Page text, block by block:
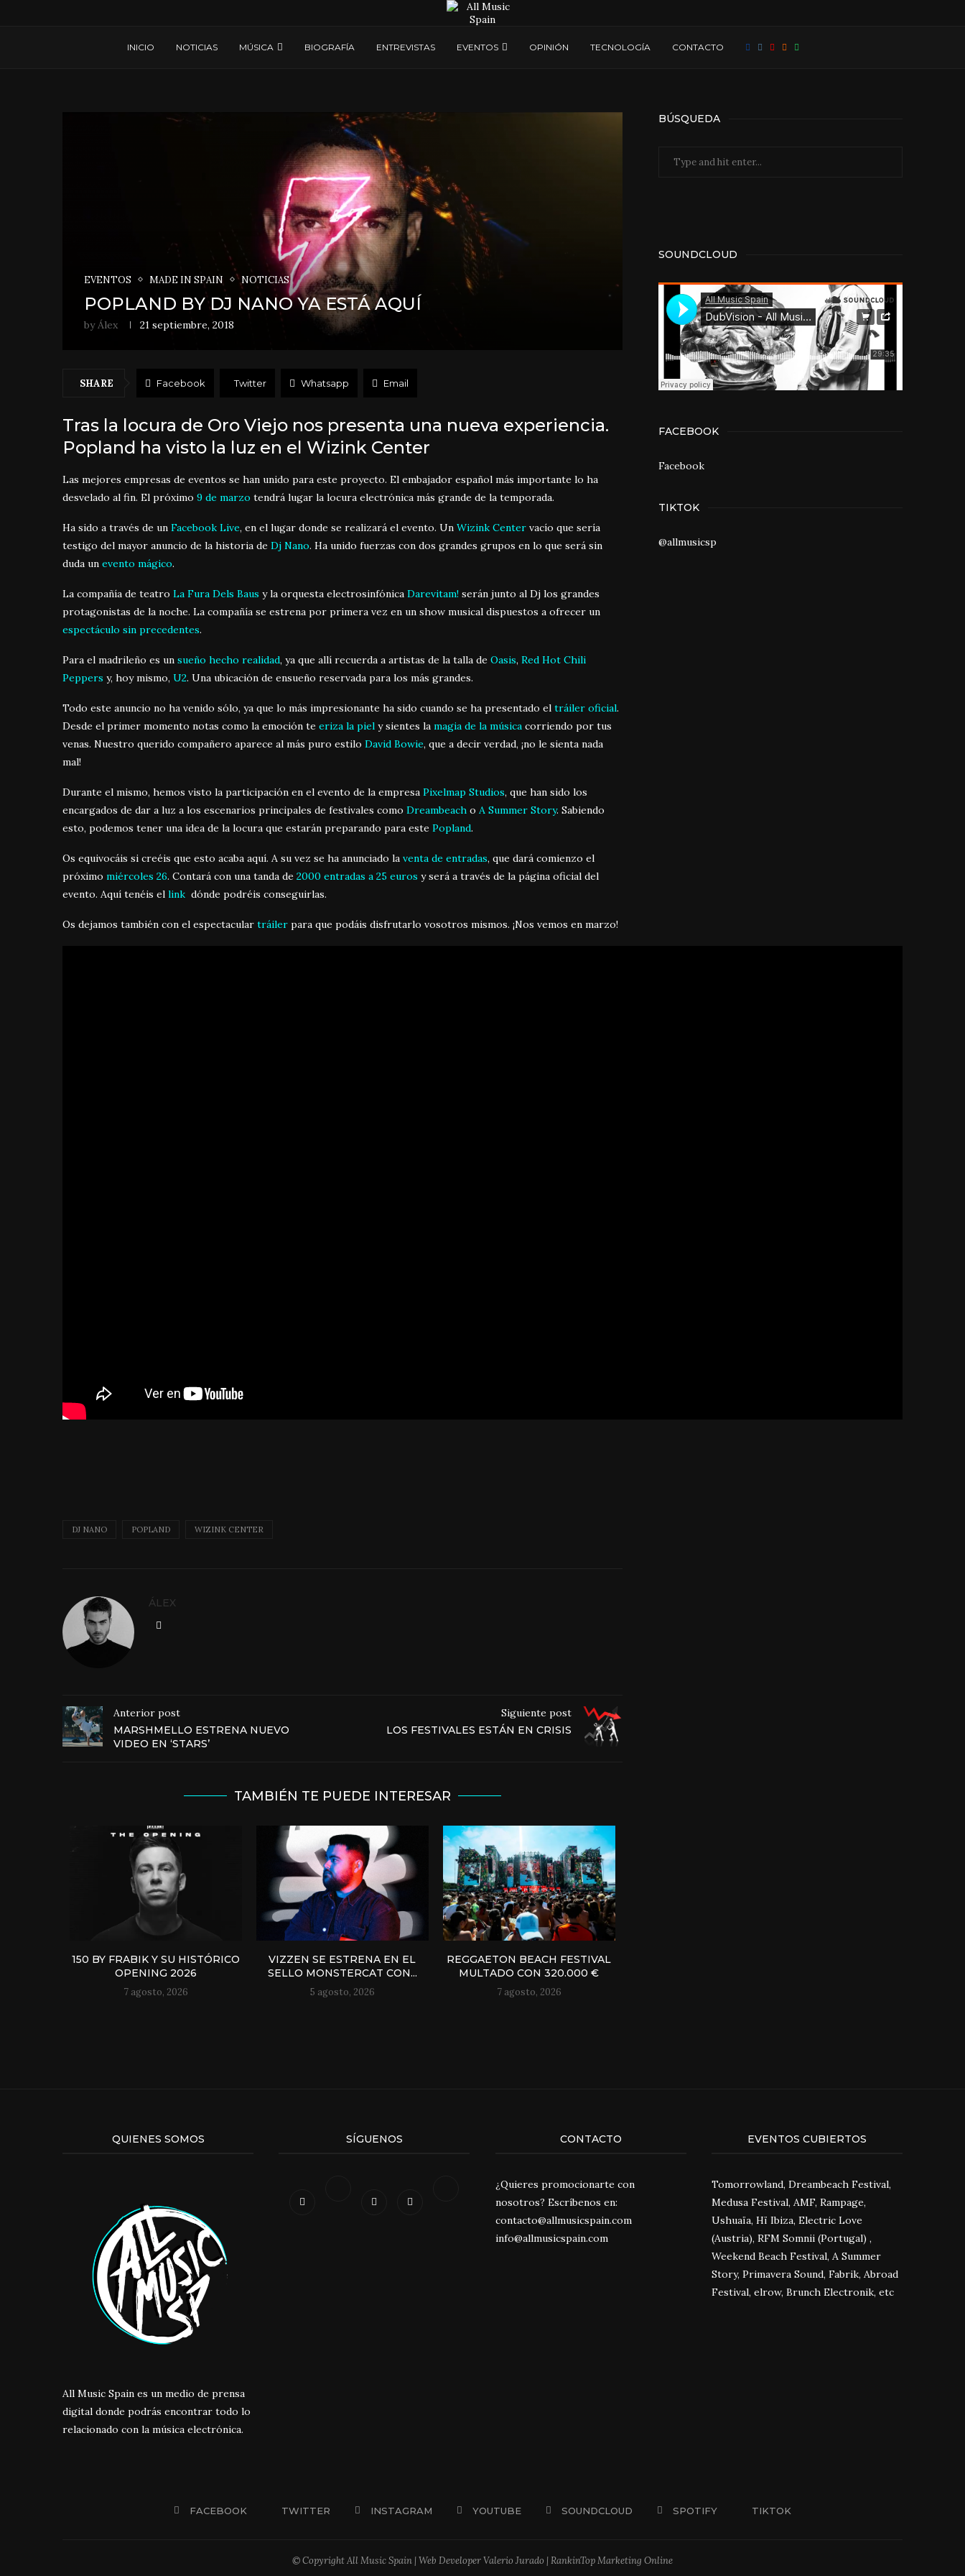
INICIO NOTICIAS MÚSICA BIOGRAFÍA ENTREVISTAS EVENTOS OPINIÓN TECNOLOGÍA CONTACTO
EVENTOS MADE IN SPAIN NOTICIAS
POPLAND BY DJ NANO YA ESTÁ AQUÍ
by Álex 21 septiembre, 2018
SHARE Facebook Twitter Whatsapp Email
Tras la locura de Oro Viejo nos presenta una nueva experiencia.
Popland ha visto la luz en el Wizink Center
Las mejores empresas de eventos se han unido para este proyecto. El embajador español más importante lo ha
desvelado al fin. El próximo 9 de marzo tendrá lugar la locura electrónica más grande de la temporada.
Ha sido a través de un Facebook Live, en el lugar donde se realizará el evento. Un Wizink Center vacío que sería
testigo del mayor anuncio de la historia de Dj Nano. Ha unido fuerzas con dos grandes grupos en lo que será sin
duda un evento mágico.
La compañía de teatro La Fura Dels Baus y la orquesta electrosinfónica Darevitam! serán junto al Dj los grandes
protagonistas de la noche. La compañía se estrena por primera vez en un show musical dispuestos a ofrecer un
espectáculo sin precedentes.
Para el madrileño es un sueño hecho realidad, ya que allí recuerda a artistas de la talla de Oasis, Red Hot Chili
Peppers y, hoy mismo, U2. Una ubicación de ensueño reservada para los más grandes.
Todo este anuncio no ha venido sólo, ya que lo más impresionante ha sido cuando se ha presentado el tráiler oficial.
Desde el primer momento notas como la emoción te eriza la piel y sientes la magia de la música corriendo por tus
venas. Nuestro querido compañero aparece al más puro estilo David Bowie, que a decir verdad, ¡no le sienta nada
mal!
Durante el mismo, hemos visto la participación en el evento de la empresa Pixelmap Studios, que han sido los
encargados de dar a luz a los escenarios principales de festivales como Dreambeach o A Summer Story. Sabiendo
esto, podemos tener una idea de la locura que estarán preparando para este Popland.
Os equivocáis si creéis que esto acaba aquí. A su vez se ha anunciado la venta de entradas, que dará comienzo el
próximo miércoles 26. Contará con una tanda de 2000 entradas a 25 euros y será a través de la página oficial del
evento. Aquí tenéis el link dónde podréis conseguirlas.
Os dejamos también con el espectacular tráiler para que podáis disfrutarlo vosotros mismos. ¡Nos vemos en marzo!
DJ NANO POPLAND WIZINK CENTER
ÁLEX
Anterior post
MARSHMELLO ESTRENA NUEVO
VIDEO EN ‘STARS’
Siguiente post
LOS FESTIVALES ESTÁN EN CRISIS
TAMBIÉN TE PUEDE INTERESAR
150 BY FRABIK Y SU HISTÓRICO
OPENING 2026
7 agosto, 2026
VIZZEN SE ESTRENA EN EL
SELLO MONSTERCAT CON...
5 agosto, 2026
REGGAETON BEACH FESTIVAL
MULTADO CON 320.000 €
7 agosto, 2026
BÚSQUEDA
SOUNDCLOUD
FACEBOOK
Facebook
TIKTOK
@allmusicsp
QUIENES SOMOS
All Music Spain es un medio de prensa
digital donde podrás encontrar todo lo
relacionado con la música electrónica.
SÍGUENOS CONTACTO
¿Quieres promocionarte con
nosotros? Escríbenos en:
contacto@allmusicspain.com
info@allmusicspain.com
EVENTOS CUBIERTOS
Tomorrowland, Dreambeach Festival,
Medusa Festival, AMF, Rampage,
Ushuaïa, Hï Ibiza, Electric Love
(Austria), RFM Somnii (Portugal) ,
Weekend Beach Festival, A Summer
Story, Primavera Sound, Fabrik, Abroad
Festival, elrow, Brunch Electronik, etc
FACEBOOK TWITTER INSTAGRAM YOUTUBE SOUNDCLOUD SPOTIFY TIKTOK
© Copyright All Music Spain | Web Developer Valerio Jurado | RankinTop Marketing Online